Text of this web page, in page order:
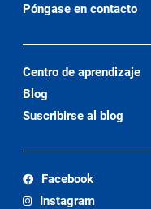
Póngase en contacto
Centro de aprendizaje
Blog
Suscribirse al blog
Facebook
Instagram